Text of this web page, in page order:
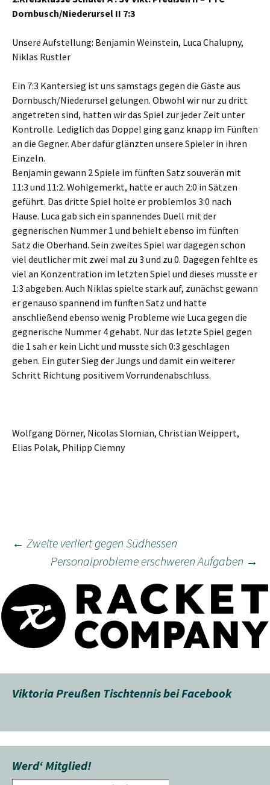
Dornbusch/Niederursel II 7:3
Unsere Aufstellung: Benjamin Weinstein, Luca Chalupny,
Niklas Rustler
Ein 7:3 Kantersieg ist uns samstags gegen die Gäste aus
Dornbusch/Niederursel gelungen. Obwohl wir nur zu dritt
angetreten sind, hatten wir das Spiel zur jeder Zeit unter
Kontrolle. Lediglich das Doppel ging ganz knapp im Fünften
an die Gegner. Aber dafür glänzten unsere Spieler in ihren
Einzeln.
Benjamin gewann 2 Spiele im fünften Satz souverän mit
11:3 und 11:2. Wohlgemerkt, hatte er auch 2:0 in Sätzen
geführt. Das dritte Spiel holte er problemlos 3:0 nach
Hause. Luca gab sich ein spannendes Duell mit der
gegnerischen Nummer 1 und behielt ebenso im fünften
Satz die Oberhand. Sein zweites Spiel war dagegen schon
viel deutlicher mit zwei mal zu 3 und zu 0. Dagegen fehlte es
viel an Konzentration im letzten Spiel und dieses musste er
1:3 abgeben. Auch Niklas spielte stark auf, zunächst gewann
er genauso spannend im fünften Satz und hatte
anschließend ebenso wenig Probleme wie Luca gegen die
gegnerische Nummer 4 gehabt. Nur das letzte Spiel gegen
die 1 sah er kein Licht und musste sich 0:3 geschlagen
geben. Ein guter Sieg der Jungs und damit ein weiterer
Schritt Richtung positivem Vorrundenabschluss.
Wolfgang Dörner, Nicolas Slomian, Christian Weippert,
Elias Polak, Philipp Ciemny
Beitragsnavigation
← Zweite verliert gegen Südhessen
Personalprobleme erschweren Aufgaben →
Viktoria Preußen Tischtennis bei Facebook
Werd‘ Mitglied!